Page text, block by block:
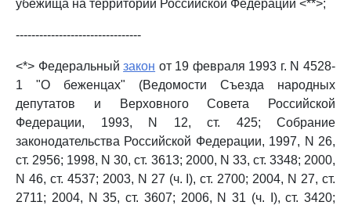
убежища на территории Российской Федерации <**>;
--------------------------------
<*> Федеральныйзакон от 19 февраля 1993 г. N 4528-
1 "О беженцах" (Ведомости Съезда народных
депутатов и Верховного Совета Российской
Федерации, 1993, N 12, ст. 425; Собрание
законодательства Российской Федерации, 1997, N 26,
ст. 2956; 1998, N 30, ст. 3613; 2000, N 33, ст. 3348; 2000,
N 46, ст. 4537; 2003, N 27 (ч. I), ст. 2700; 2004, N 27, ст.
2711; 2004, N 35, ст. 3607; 2006, N 31 (ч. I), ст. 3420;